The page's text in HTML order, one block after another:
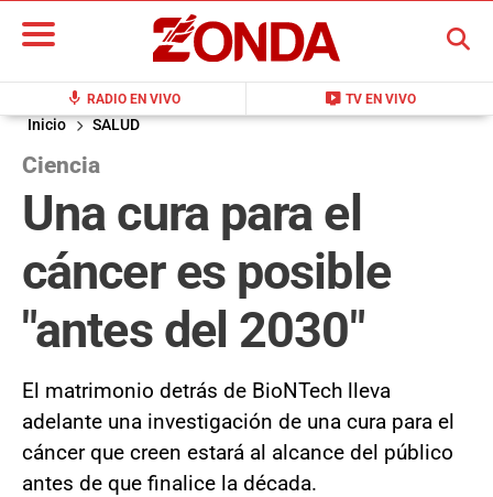
mic RADIO EN VIVO live_tv TV EN VIVO
BUSCAR
Inicio SALUD
Ciencia
Una cura para el
cáncer es posible
"antes del 2030"
El matrimonio detrás de BioNTech lleva
adelante una investigación de una cura para el
cáncer que creen estará al alcance del público
antes de que finalice la década.